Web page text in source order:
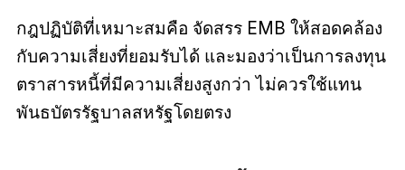
กฎปฏิบัติที่เหมาะสมคือ จัดสรร EMB ให้สอดคล้อง
กับความเสี่ยงที่ยอมรับได้ และมองว่าเป็นการลงทุน
ตราสารหนี้ที่มีความเสี่ยงสูงกว่า ไม่ควรใช้แทน
พันธบัตรรัฐบาลสหรัฐโดยตรง